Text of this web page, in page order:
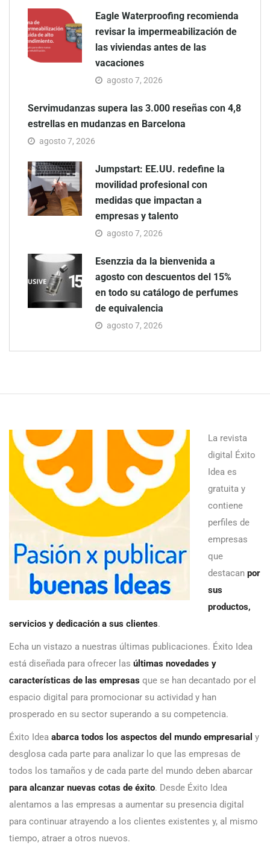
Eagle Waterproofing recomienda
revisar la impermeabilización de
las viviendas antes de las
vacaciones
agosto 7, 2026
Servimudanzas supera las 3.000 reseñas con 4,8
estrellas en mudanzas en Barcelona
agosto 7, 2026
Jumpstart: EE.UU. redefine la
movilidad profesional con
medidas que impactan a
empresas y talento
agosto 7, 2026
Esenzzia da la bienvenida a
agosto con descuentos del 15%
en todo su catálogo de perfumes
de equivalencia
agosto 7, 2026
La revista
digital Éxito
Idea es
gratuita y
contiene
perfiles de
empresas
que
destacan por
sus
productos,
servicios y dedicación a sus clientes.
Echa un vistazo a nuestras últimas publicaciones. Éxito Idea
está diseñada para ofrecer las últimas novedades y
características de las empresas que se han decantado por el
espacio digital para promocionar su actividad y han
prosperado en su sector superando a su competencia.
Éxito Idea abarca todos los aspectos del mundo empresarial y
desglosa cada parte para analizar lo que las empresas de
todos los tamaños y de cada parte del mundo deben abarcar
para alcanzar nuevas cotas de éxito. Desde Éxito Idea
alentamos a las empresas a aumentar su presencia digital
para continuar atrayendo a los clientes existentes y, al mismo
tiempo, atraer a otros nuevos.